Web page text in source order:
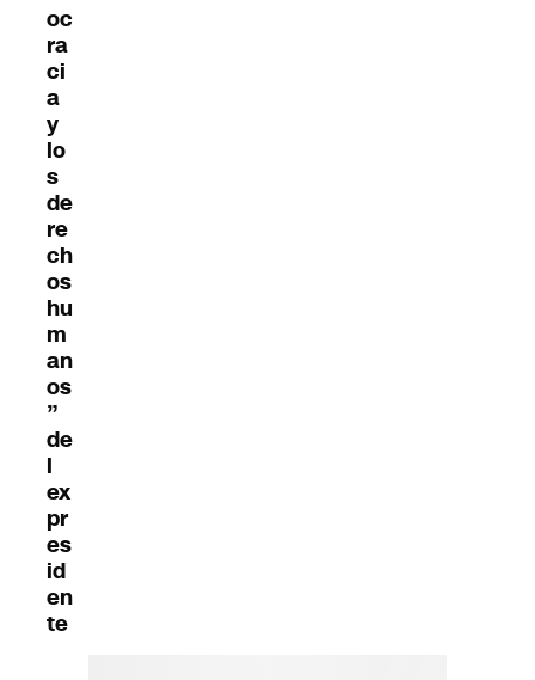
oc
ra
ci
a
y
lo
s
de
re
ch
os
hu
m
an
os
”
de
l
ex
pr
es
id
en
te